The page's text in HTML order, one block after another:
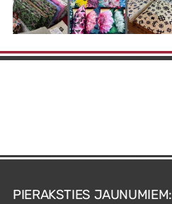
PIERAKSTIES JAUNUMIEM: